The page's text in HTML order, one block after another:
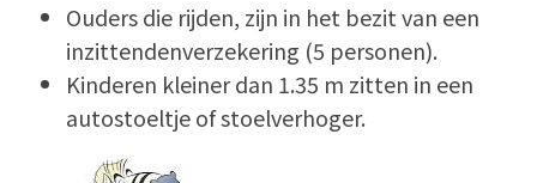
Ouders die rijden, zijn in het bezit van een
inzittendenverzekering (5 personen).
Kinderen kleiner dan 1.35 m zitten in een
autostoeltje of stoelverhoger.